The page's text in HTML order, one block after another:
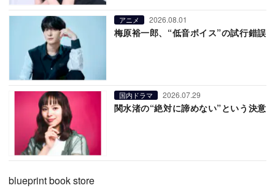
アニメ 2026.08.01
梅原裕一郎、“低音ボイス”の試行錯誤
国内ドラマ 2026.07.29
関水渚の“絶対に諦めない”という決意
blueprint book store